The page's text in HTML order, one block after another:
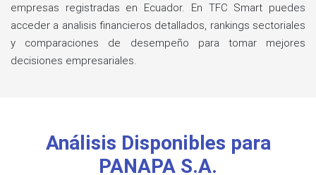
empresas registradas en Ecuador. En TFC Smart puedes
acceder a analisis financieros detallados, rankings sectoriales
y comparaciones de desempeño para tomar mejores
decisiones empresariales.
Análisis Disponibles para
PANAPA S.A.